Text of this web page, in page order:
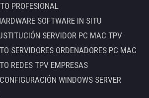
PROFESIONAL
SOFTWARE IN SITU
SERVIDOR PC MAC TPV
SERVIDORES ORDENADORES PC MAC
REDES TPV EMPRESAS
WINDOWS SERVER